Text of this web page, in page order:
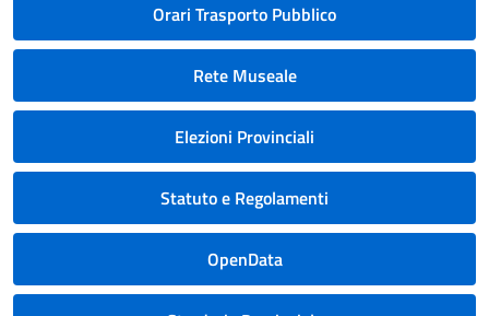
Orari Trasporto Pubblico
Rete Museale
Elezioni Provinciali
Statuto e Regolamenti
OpenData